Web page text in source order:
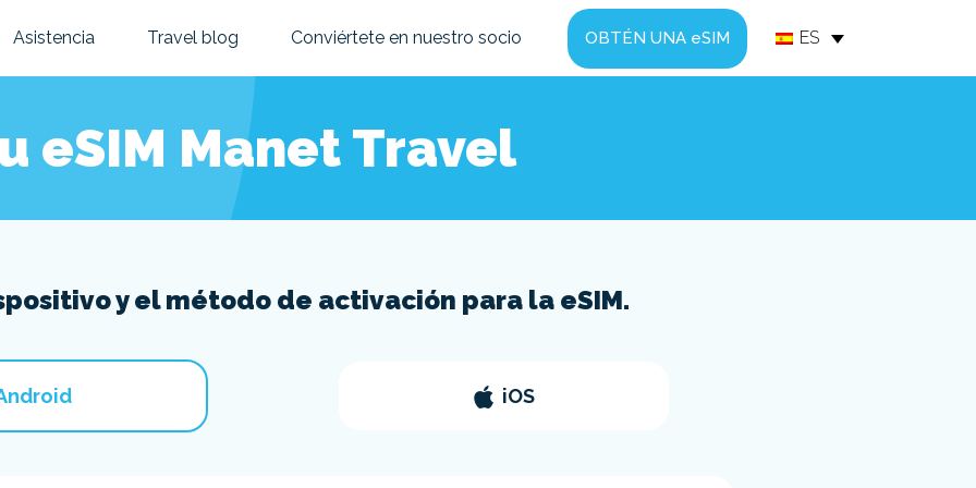
Asistencia Travel blog Conviértete en nuestro socio OBTÉN UNA eSIM ES
eSIM Manet Travel
y el método de activación para la eSIM.
iOS